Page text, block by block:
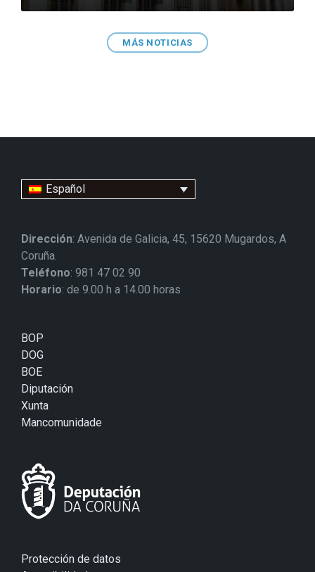
MÁS NOTICIAS
Español
Dirección: Avenida de Galicia, 45, 15620 Mugardos, A
Coruña.
Teléfono: 981 47 02 90
Horario: de 9.00 h a 14.00 horas
BOP
DOG
BOE
Diputación
Xunta
Mancomunidade
Protección de datos